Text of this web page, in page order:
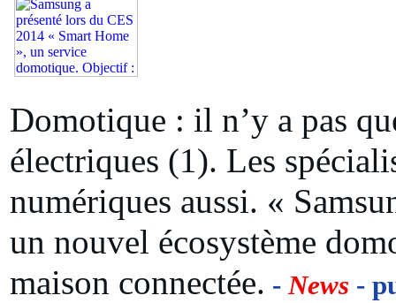
Domotique : il n’y a pas
électriques (1). Les
numériques aussi. «
un nouvel écosystème
maison connectée. - News -